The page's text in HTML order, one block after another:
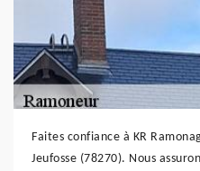
Faites confiance à KR
Jeufosse (78270). Nous